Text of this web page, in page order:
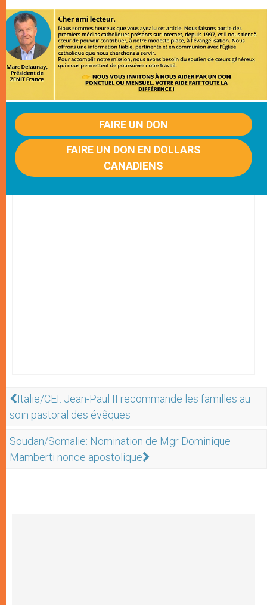
FAIRE UN DON
FAIRE UN DON EN DOLLARS
CANADIENS
Italie/CEI: Jean-Paul II recommande les familles au
soin pastoral des évêques
Soudan/Somalie: Nomination de Mgr Dominique
Mamberti nonce apostolique